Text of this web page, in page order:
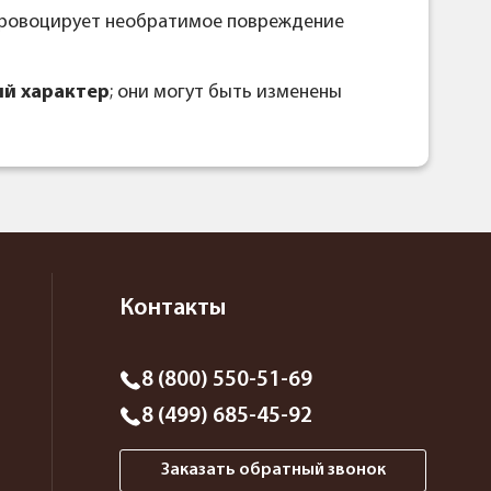
необратимое повреждение
характер; они могут быть изменены
Контакты
8 (800) 550-51-69
8 (499) 685-45-92
Заказать обратный звонок